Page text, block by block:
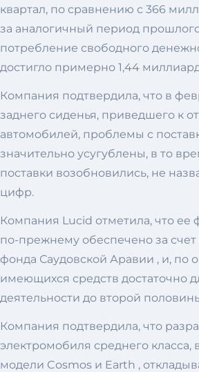
квартал, по сравнению с 366
за аналогичный период прошлого
потребление свободного
достигло примерно 1,44
Компания подтвердила, что в
заднего сиденья, приведшего к
автомобилей, проблемы с
значительно усугублены, в то
поставки возобновились, не
цифр.
Компания Lucid отметила, что ее
по-прежнему обеспечено за счет
фонда Саудовской Аравии , и, по
имеющихся средств достаточно
деятельности до второй
Компания подтвердила, что
электромобиля среднего класса,
модели Cosmos и Earth ,